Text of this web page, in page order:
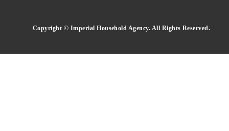
Copyright © Imperial Household Agency. All Rights Reserved.